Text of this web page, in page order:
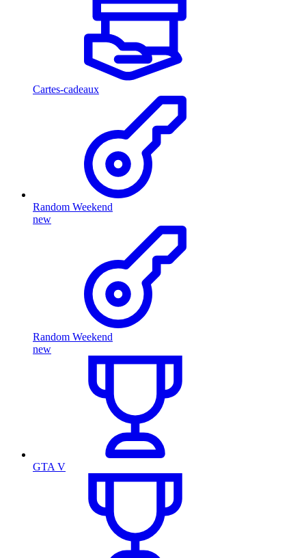
Cartes-cadeaux
Random Weekend
new
Random Weekend
new
GTA V